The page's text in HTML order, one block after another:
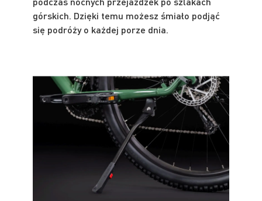
górskich. Dzięki temu możesz śmiało podjąć
się podróży o każdej porze dnia.